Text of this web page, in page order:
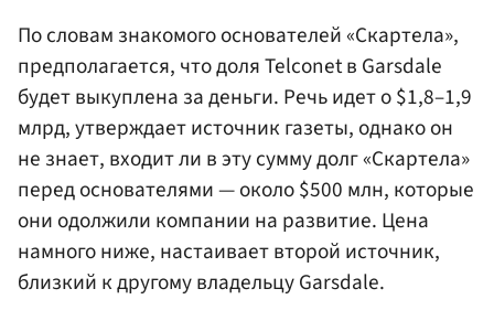
По словам знакомого основателей «Скартела»,
предполагается, что доля Telconet в Garsdale
будет выкуплена за деньги. Речь идет о $1,8–1,9
млрд, утверждает источник газеты, однако он
не знает, входит ли в эту сумму долг «Скартела»
перед основателями — около $500 млн, которые
они одолжили компании на развитие. Цена
намного ниже, настаивает второй источник,
близкий к другому владельцу Garsdale.